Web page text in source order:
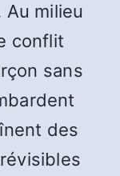
milieu
conflit
sans
des